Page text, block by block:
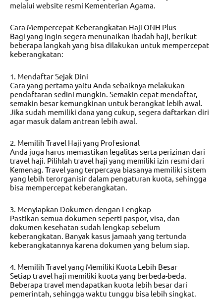
melalui website resmi Kementerian Agama.
Cara Mempercepat Keberangkatan Haji ONH Plus
Bagi yang ingin segera menunaikan ibadah haji, berikut
beberapa langkah yang bisa dilakukan untuk mempercepat
keberangkatan:
1. Mendaftar Sejak Dini
Cara yang pertama yaitu Anda sebaiknya melakukan
pendaftaran sedini mungkin. Semakin cepat mendaftar,
semakin besar kemungkinan untuk berangkat lebih awal.
Jika sudah memiliki dana yang cukup, segera daftarkan diri
agar masuk dalam antrean lebih awal.
2. Memilih Travel Haji yang Profesional
Anda juga harus memastikan legalitas serta perizinan dari
travel haji. Pilihlah travel haji yang memiliki izin resmi dari
Kemenag. Travel yang terpercaya biasanya memiliki sistem
yang lebih terorganisir dalam pengaturan kuota, sehingga
bisa mempercepat keberangkatan.
3. Menyiapkan Dokumen dengan Lengkap
Pastikan semua dokumen seperti paspor, visa, dan
dokumen kesehatan sudah lengkap sebelum
keberangkatan. Banyak kasus jamaah yang tertunda
keberangkatannya karena dokumen yang belum siap.
4. Memilih Travel yang Memiliki Kuota Lebih Besar
Setiap travel haji memiliki kuota yang berbeda-beda.
Beberapa travel mendapatkan kuota lebih besar dari
pemerintah, sehingga waktu tunggu bisa lebih singkat.